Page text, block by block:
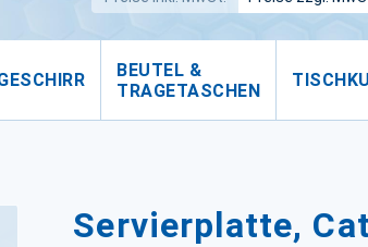
BEUTEL &
TRAGETASCHEN
Servierplatte,